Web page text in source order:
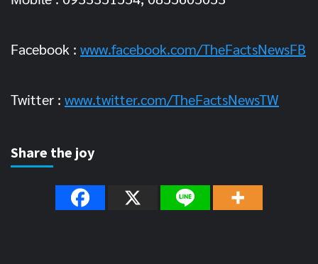
Facebook : www.facebook.com/TheFactsNewsFB
Twitter : www.twitter.com/TheFactsNewsTW
Share the joy